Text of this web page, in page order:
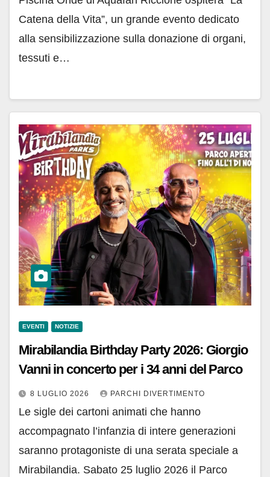
Catena della Vita”, un grande evento dedicato
alla sensibilizzazione sulla donazione di organi,
tessuti e…
EVENTI NOTIZIE
Mirabilandia Birthday Party 2026: Giorgio
Vanni in concerto per i 34 anni del Parco
8 LUGLIO 2026 PARCHI DIVERTIMENTO
Le sigle dei cartoni animati che hanno
accompagnato l’infanzia di intere generazioni
saranno protagoniste di una serata speciale a
Mirabilandia. Sabato 25 luglio 2026 il Parco